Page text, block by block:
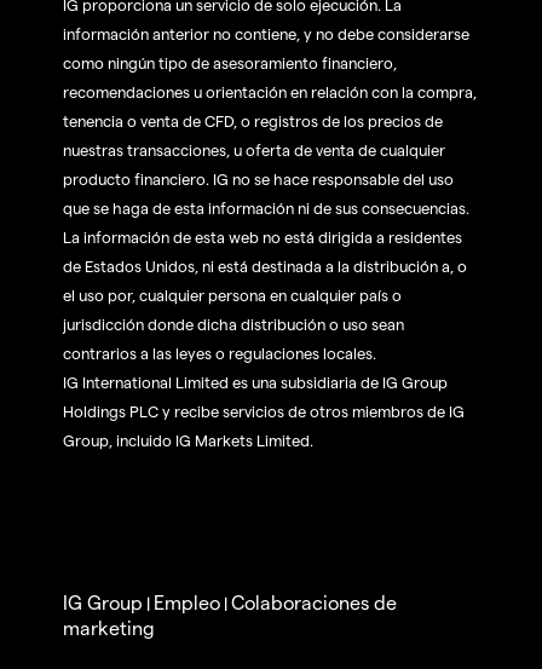
IG proporciona un servicio de solo ejecución. La
información anterior no contiene, y no debe considerarse
como ningún tipo de asesoramiento financiero,
recomendaciones u orientación en relación con la compra,
tenencia o venta de CFD, o registros de los precios de
nuestras transacciones, u oferta de venta de cualquier
producto financiero. IG no se hace responsable del uso
que se haga de esta información ni de sus consecuencias.
La información de esta web no está dirigida a residentes
de Estados Unidos, ni está destinada a la distribución a, o
el uso por, cualquier persona en cualquier país o
jurisdicción donde dicha distribución o uso sean
contrarios a las leyes o regulaciones locales.
IG International Limited es una subsidiaria de IG Group
Holdings PLC y recibe servicios de otros miembros de IG
Group, incluido IG Markets Limited.
IG Group | Empleo |Colaboraciones de
marketing